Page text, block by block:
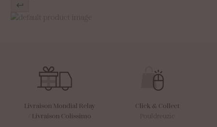
Livraison Mondial Relay
Livraison Colissimo
Click & Collect
Pouldreuzic